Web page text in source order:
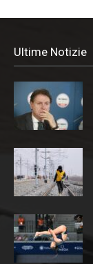
Ultime Notizie